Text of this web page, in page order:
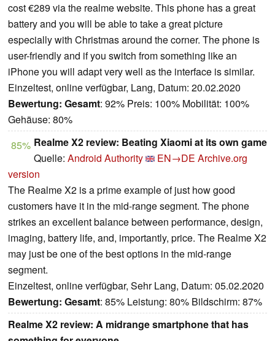
cost €289 via the realme website. This phone has a great
battery and you will be able to take a great picture
especially with Christmas around the corner. The phone is
user-friendly and if you switch from something like an
iPhone you will adapt very well as the interface is similar.
Einzeltest, online verfügbar, Lang, Datum: 20.02.2020
Bewertung: Gesamt: 92% Preis: 100% Mobilität: 100%
Gehäuse: 80%
85% Realme X2 review: Beating Xiaomi at its own game
Quelle: Android Authority EN→DE Archive.org
version
The Realme X2 is a prime example of just how good
customers have it in the mid-range segment. The phone
strikes an excellent balance between performance, design,
imaging, battery life, and, importantly, price. The Realme X2
may just be one of the best options in the mid-range
segment.
Einzeltest, online verfügbar, Sehr Lang, Datum: 05.02.2020
Bewertung: Gesamt: 85% Leistung: 80% Bildschirm: 87%
Realme X2 review: A midrange smartphone that has